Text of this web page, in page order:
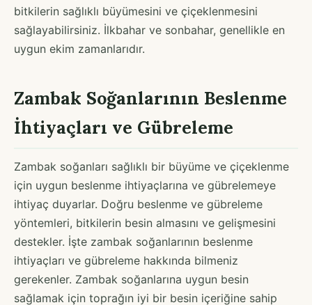
bitkilerin sağlıklı büyümesini ve çiçeklenmesini
sağlayabilirsiniz. İlkbahar ve sonbahar, genellikle en
uygun ekim zamanlarıdır.
Zambak Soğanlarının Beslenme
İhtiyaçları ve Gübreleme
Zambak soğanları sağlıklı bir büyüme ve çiçeklenme
için uygun beslenme ihtiyaçlarına ve gübrelemeye
ihtiyaç duyarlar. Doğru beslenme ve gübreleme
yöntemleri, bitkilerin besin almasını ve gelişmesini
destekler. İşte zambak soğanlarının beslenme
ihtiyaçları ve gübreleme hakkında bilmeniz
gerekenler. Zambak soğanlarına uygun besin
sağlamak için toprağın iyi bir besin içeriğine sahip